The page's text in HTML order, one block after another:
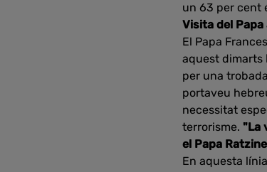
un 63 per cent
Visita del Papa
El Papa
aquest dimarts
per una
portaveu
necessitat
terrorisme. "La
el Papa
En aquesta